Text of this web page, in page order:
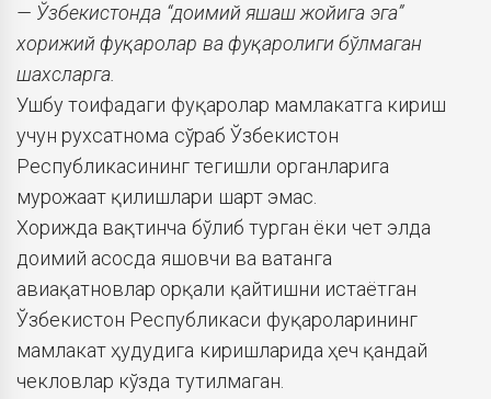
— Ўзбекистонда “доимий яшаш жойига эга”
хорижий фуқаролар ва фуқаролиги бўлмаган
шахсларга.
Ушбу тоифадаги фуқаролар мамлакатга кириш
учун рухсатнома сўраб Ўзбекистон
Республикасининг тегишли органларига
мурожаат қилишлари шарт эмас.
Хорижда вақтинча бўлиб турган ёки чет элда
доимий асосда яшовчи ва ватанга
авиақатновлар орқали қайтишни истаётган
Ўзбекистон Республикаси фуқароларининг
мамлакат ҳудудига киришларида ҳеч қандай
чекловлар кўзда тутилмаган.